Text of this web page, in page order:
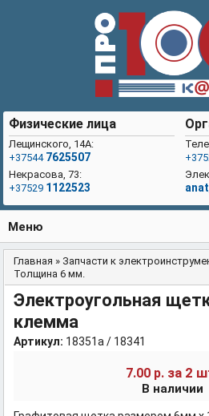
Физические лица
Лещинского, 14А:
+37544 7625507
Некрасова, 73:
+37529 1122523
Меню
Вы здесь
Главная » Запчасти к
Толщина 6 мм.
Электроугольная
клемма
Артикул: 18351a / 18341
7.00 р. за 2
В наличии